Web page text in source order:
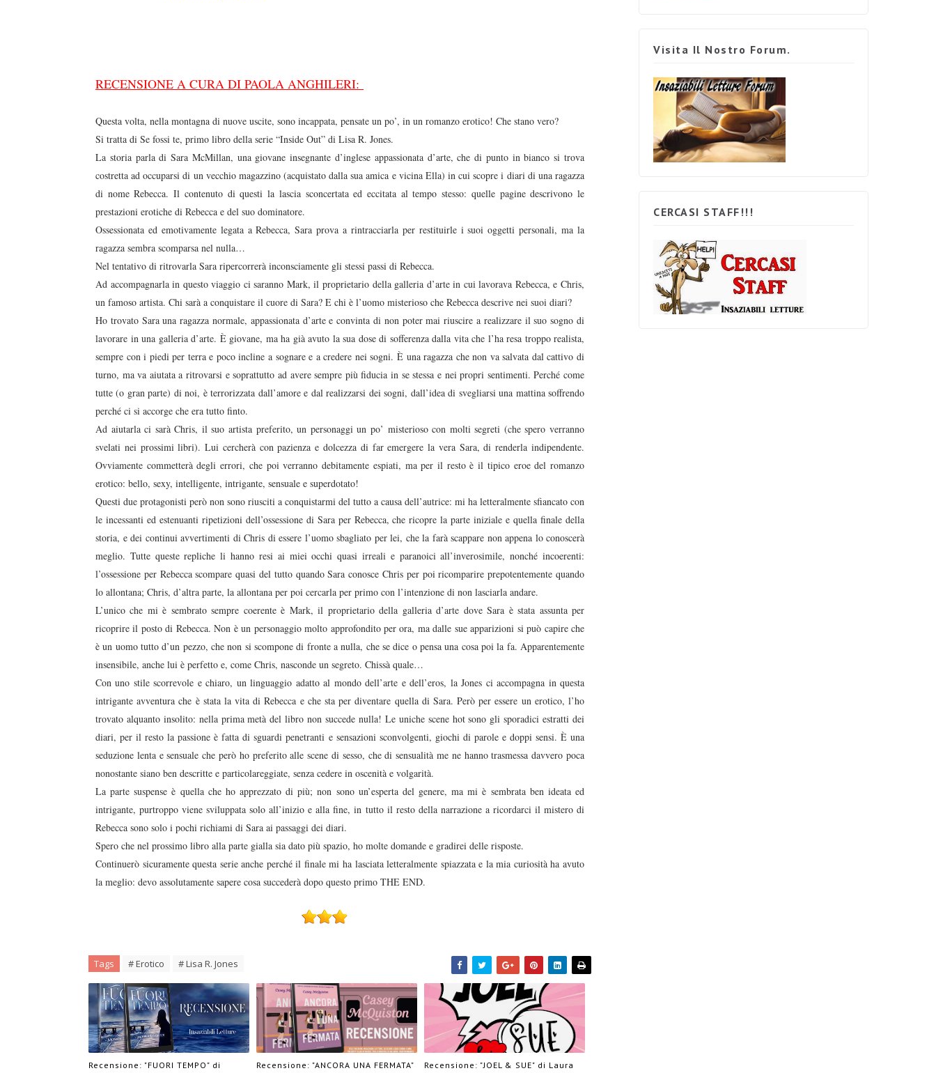
RECENSIONE A CURA DI PAOLA ANGHILERI:
Questa volta, nella montagna di nuove uscite, sono incappata, pensate un po’, in un romanzo erotico! Che stano vero?
Si tratta di Se fossi te, primo libro della serie “Inside Out” di Lisa R. Jones.
La storia parla di Sara McMillan, una giovane insegnante d’inglese appassionata d’arte, che di punto in bianco si trova
costretta ad occuparsi di un vecchio magazzino (acquistato dalla sua amica e vicina Ella) in cui scopre i diari di una ragazza
di nome Rebecca. Il contenuto di questi la lascia sconcertata ed eccitata al tempo stesso: quelle pagine descrivono le
prestazioni erotiche di Rebecca e del suo dominatore.
Ossessionata ed emotivamente legata a Rebecca, Sara prova a rintracciarla per restituirle i suoi oggetti personali, ma la
ragazza sembra scomparsa nel nulla…
Nel tentativo di ritrovarla Sara ripercorrerà inconsciamente gli stessi passi di Rebecca.
Ad accompagnarla in questo viaggio ci saranno Mark, il proprietario della galleria d’arte in cui lavorava Rebecca, e Chris,
un famoso artista. Chi sarà a conquistare il cuore di Sara? E chi è l’uomo misterioso che Rebecca descrive nei suoi diari?
Ho trovato Sara una ragazza normale, appassionata d’arte e convinta di non poter mai riuscire a realizzare il suo sogno di
lavorare in una galleria d’arte. È giovane, ma ha già avuto la sua dose di sofferenza dalla vita che l’ha resa troppo realista,
sempre con i piedi per terra e poco incline a sognare e a credere nei sogni. È una ragazza che non va salvata dal cattivo di
turno, ma va aiutata a ritrovarsi e soprattutto ad avere sempre più fiducia in se stessa e nei propri sentimenti. Perché come
tutte (o gran parte) di noi, è terrorizzata dall’amore e dal realizzarsi dei sogni, dall’idea di svegliarsi una mattina soffrendo
perché ci si accorge che era tutto finto.
Ad aiutarla ci sarà Chris, il suo artista preferito, un personaggi un po’ misterioso con molti segreti (che spero verranno
svelati nei prossimi libri). Lui cercherà con pazienza e dolcezza di far emergere la vera Sara, di renderla indipendente.
Ovviamente commetterà degli errori, che poi verranno debitamente espiati, ma per il resto è il tipico eroe del romanzo
erotico: bello, sexy, intelligente, intrigante, sensuale e superdotato!
Questi due protagonisti però non sono riusciti a conquistarmi del tutto a causa dell’autrice: mi ha letteralmente sfiancato con
le incessanti ed estenuanti ripetizioni dell’ossessione di Sara per Rebecca, che ricopre la parte iniziale e quella finale della
storia, e dei continui avvertimenti di Chris di essere l’uomo sbagliato per lei, che la farà scappare non appena lo conoscerà
meglio. Tutte queste repliche li hanno resi ai miei occhi quasi irreali e paranoici all’inverosimile, nonché incoerenti:
l’ossessione per Rebecca scompare quasi del tutto quando Sara conosce Chris per poi ricomparire prepotentemente quando
lo allontana; Chris, d’altra parte, la allontana per poi cercarla per primo con l’intenzione di non lasciarla andare.
L’unico che mi è sembrato sempre coerente è Mark, il proprietario della galleria d’arte dove Sara è stata assunta per
ricoprire il posto di Rebecca. Non è un personaggio molto approfondito per ora, ma dalle sue apparizioni si può capire che
è un uomo tutto d’un pezzo, che non si scompone di fronte a nulla, che se dice o pensa una cosa poi la fa. Apparentemente
insensibile, anche lui è perfetto e, come Chris, nasconde un segreto. Chissà quale…
Con uno stile scorrevole e chiaro, un linguaggio adatto al mondo dell’arte e dell’eros, la Jones ci accompagna in questa
intrigante avventura che è stata la vita di Rebecca e che sta per diventare quella di Sara. Però per essere un erotico, l’ho
trovato alquanto insolito: nella prima metà del libro non succede nulla! Le uniche scene hot sono gli sporadici estratti dei
diari, per il resto la passione è fatta di sguardi penetranti e sensazioni sconvolgenti, giochi di parole e doppi sensi. È una
seduzione lenta e sensuale che però ho preferito alle scene di sesso, che di sensualità me ne hanno trasmessa davvero poca
nonostante siano ben descritte e particolareggiate, senza cedere in oscenità e volgarità.
La parte suspense è quella che ho apprezzato di più; non sono un’esperta del genere, ma mi è sembrata ben ideata ed
intrigante, purtroppo viene sviluppata solo all’inizio e alla fine, in tutto il resto della narrazione a ricordarci il mistero di
Rebecca sono solo i pochi richiami di Sara ai passaggi dei diari.
Spero che nel prossimo libro alla parte gialla sia dato più spazio, ho molte domande e gradirei delle risposte.
Continuerò sicuramente questa serie anche perché il finale mi ha lasciata letteralmente spiazzata e la mia curiosità ha avuto
la meglio: devo assolutamente sapere cosa succederà dopo questo primo THE END.
Tags # Erotico # Lisa R. Jones
Recensione: "FUORI TEMPO" di
Recensione: "ANCORA UNA FERMATA"
Recensione: "JOEL & SUE" di Laura
Visita Il Nostro Forum.
CERCASI STAFF!!!